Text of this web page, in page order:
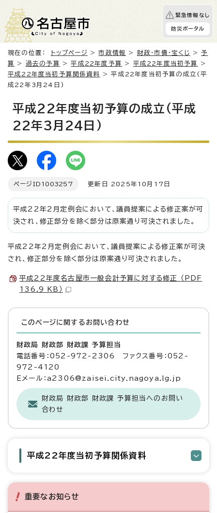
緊急情報なし
防災ポータル
現在の位置： トップページ >市政情報 > 財政・市債・宝くじ >予
算
> 過去の予算 >平成22年度予算 > 平成22年度当初予算
>
平成22年度当初予算関係資料
> 平成22年度当初予算の成立(平
成22年3月24日)
平成22年度当初予算の成立(平成
22年3月24日)
ページID 1003257 更新日 2025年10月17日
平成22年2月定例会において、議員提案による修正案が可
決され、修正部分を除く部分は原案通り可決されました。
平成22年2月定例会において、議員提案による修正案が可決
され、修正部分を除く部分は原案通り可決されました。
平成22年度名古屋市一般会計予算に対する修正 （PDF
136.9 KB）
このページに関する お問い合わせ
財政局 財政部 財政課 予算担当
電話番号：052-972-2306 ファクス番号：052-
972-4120
Eメール：a2306@zaisei.city.nagoya.lg.jp
財政局 財政部 財政課 予算担当へのお問い
合わせ
平成22年度当初予算関係資料
重要なお知らせ